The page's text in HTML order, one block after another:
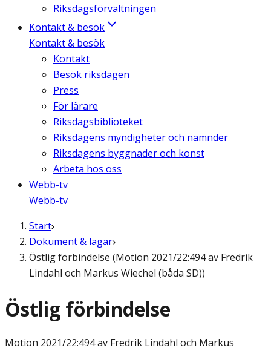
Riksdagsförvaltningen
Kontakt & besök
Kontakt & besök
Kontakt
Besök riksdagen
Press
För lärare
Riksdagsbiblioteket
Riksdagens myndigheter och nämnder
Riksdagens byggnader och konst
Arbeta hos oss
Webb-tv
Webb-tv
Start
Dokument & lagar
Östlig förbindelse (Motion 2021/22:494 av Fredrik
Lindahl och Markus Wiechel (båda SD))
Östlig förbindelse
Motion 2021/22:494 av Fredrik Lindahl och Markus